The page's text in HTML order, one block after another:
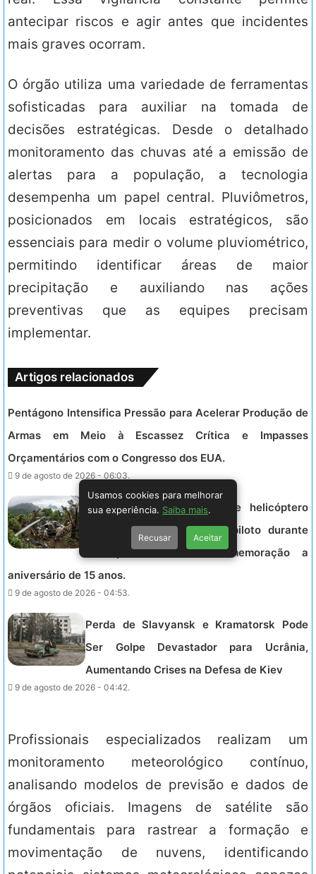
antecipar riscos e agir antes que incidentes
mais graves ocorram.
O órgão utiliza uma variedade de ferramentas
sofisticadas para auxiliar na tomada de
decisões estratégicas. Desde o detalhado
monitoramento das chuvas até a emissão de
alertas para a população, a tecnologia
desempenha um papel central. Pluviômetros,
posicionados em locais estratégicos, são
essenciais para medir o volume pluviométrico,
permitindo identificar áreas de maior
precipitação e auxiliando nas ações
preventivas que as equipes precisam
implementar.
Artigos relacionados
Pentágono Intensifica Pressão para Acelerar Produção de
Armas em Meio à Escassez Crítica e Impasses
Orçamentários com o Congresso dos EUA.
9 de agosto de 2026 - 06:03.
Tragédia no Rio: Queda de helicóptero
mata três colombianas e piloto durante
voo panorâmico em comemoração a
aniversário de 15 anos.
9 de agosto de 2026 - 04:53.
Perda de Slavyansk e Kramatorsk Pode
Ser Golpe Devastador para Ucrânia,
Aumentando Crises na Defesa de Kiev
9 de agosto de 2026 - 04:42.
Profissionais especializados realizam um
monitoramento meteorológico contínuo,
analisando modelos de previsão e dados de
órgãos oficiais. Imagens de satélite são
fundamentais para rastrear a formação e
movimentação de nuvens, identificando
Usamos cookies para melhorar
sua experiência. Saiba mais.
Recusar Aceitar